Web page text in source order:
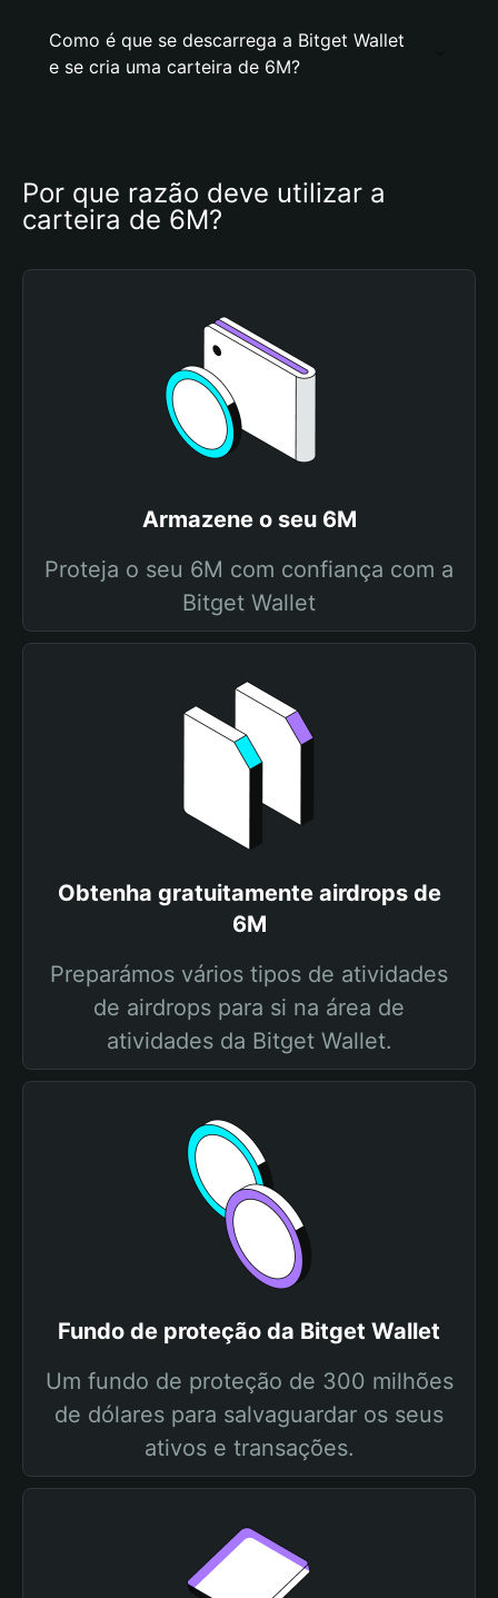
Como é que se descarrega a Bitget Wallet
e se cria uma carteira de 6M?
Por que razão deve utilizar a
carteira de 6M?
Armazene o seu 6M
Proteja o seu 6M com confiança com a
Bitget Wallet
Obtenha gratuitamente airdrops de
6M
Preparámos vários tipos de atividades
de airdrops para si na área de
atividades da Bitget Wallet.
Fundo de proteção da Bitget Wallet
Um fundo de proteção de 300 milhões
de dólares para salvaguardar os seus
ativos e transações.